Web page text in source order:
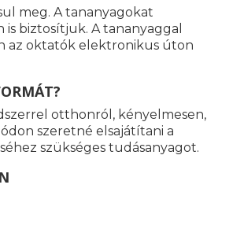
meg. A tananyagokat
biztosítjuk. A tananyaggal
az oktatók elektronikus úton
otthonról, kényelmesen,
szeretné elsajátítani a
szükséges tudásanyagot.